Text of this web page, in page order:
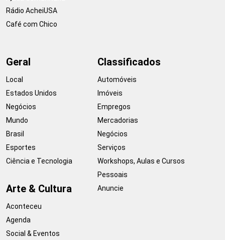
Rádio AcheiUSA
Café com Chico
Geral
Local
Estados Unidos
Negócios
Mundo
Brasil
Esportes
Ciência e Tecnologia
Arte & Cultura
Aconteceu
Agenda
Social & Eventos
Classificados
Automóveis
Imóveis
Empregos
Mercadorias
Negócios
Serviços
Workshops, Aulas e Cursos
Pessoais
Anuncie